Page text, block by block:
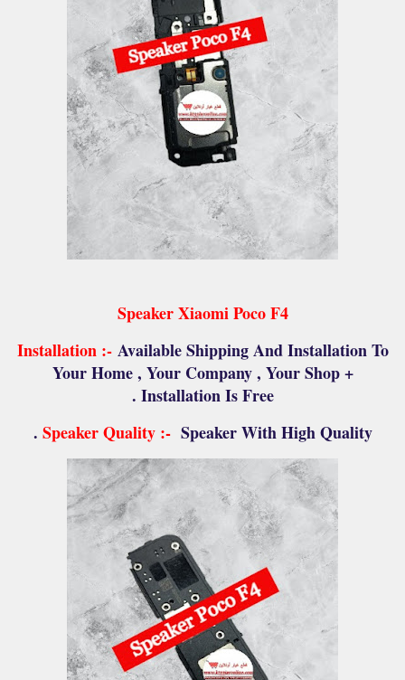
Speaker Xiaomi Poco F4
Installation :-Available Shipping And Installation To
Your Home , Your Company , Your Shop +
Installation Is Free .
Speaker Quality :-Speaker With High Quality .